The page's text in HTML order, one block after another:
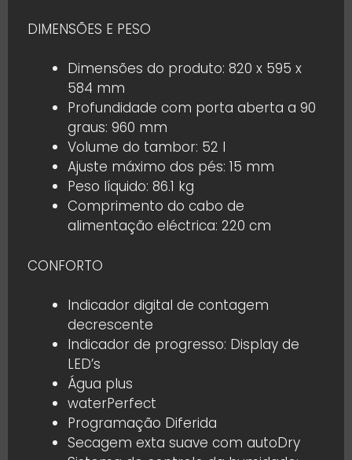
DIMENSÕES E PESO
Dimensões do produto: 820 x 595 x
584 mm
Profundidade com porta aberta a 90
graus: 960 mm
Volume do tambor: 52 l
Ajuste máximo dos pés: 15 mm
Peso líquido: 86.1 kg
Comprimento do cabo de
alimentação eléctrica: 220 cm
CONFORTO
Indicador digital de contagem
decrescente
Indicador de progresso: Display de
LED’s
Água plus
waterPerfect
Programação Diferida
Secagem exta suave com autoDry